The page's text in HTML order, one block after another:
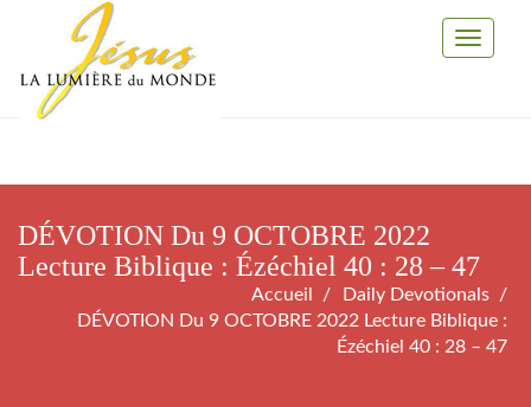
Toggle
DÉVOTION Du 9 OCTOBRE 2022
Lecture Biblique : Ézéchiel 40 : 28 – 47
Accueil
Daily Devotionals
DÉVOTION Du 9 OCTOBRE 2022 Lecture Biblique :
Ézéchiel 40 : 28 – 47